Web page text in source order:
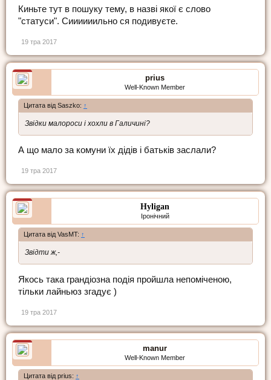
Киньте тут в пошуку тему, в назві якої є слово
"статуси". Сиииииильно ся подивуєте.
19 тра 2017
prius
Well-Known Member
Цитата від Saszko: ↑
Звідки малороси і хохли в Галичині?
А що мало за комуни їх дідів і батьків заслали?
19 тра 2017
Hyligan
Іронічний
Цитата від VasMT: ↑
Звідти ж,-
Якось така грандіозна подія пройшла непоміченою,
тільки лайньюз згадує )
19 тра 2017
manur
Well-Known Member
Цитата від prius: ↑